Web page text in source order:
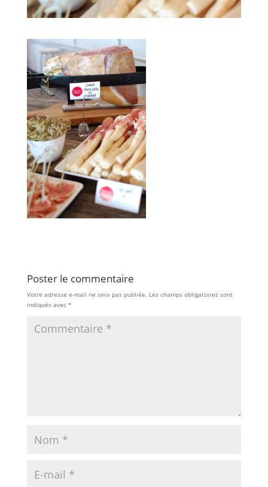
Poster le commentaire
Votre adresse e-mail ne sera pas publiée. Les champs obligatoires sont
indiqués avec *